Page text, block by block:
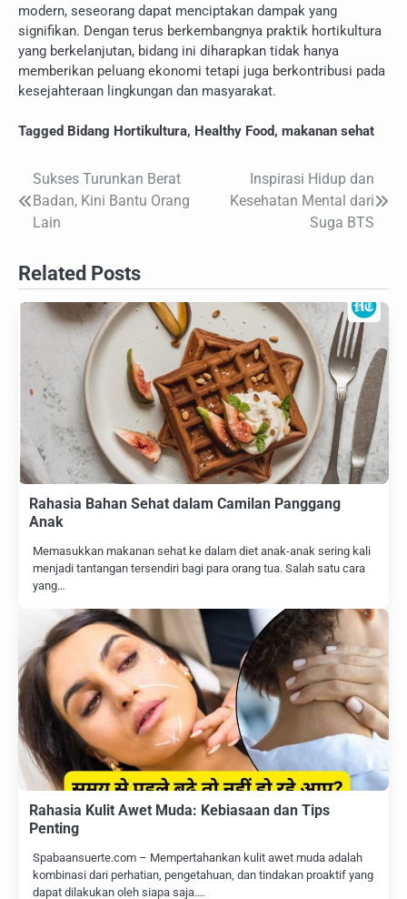
modern, seseorang dapat menciptakan dampak yang
signifikan. Dengan terus berkembangnya praktik hortikultura
yang berkelanjutan, bidang ini diharapkan tidak hanya
memberikan peluang ekonomi tetapi juga berkontribusi pada
kesejahteraan lingkungan dan masyarakat.
Tagged Bidang Hortikultura, Healthy Food, makanan sehat
Navigasi
pos
Sukses Turunkan Berat
Badan, Kini Bantu Orang
Lain
Inspirasi Hidup dan
Kesehatan Mental dari
Suga BTS
Related Posts
Rahasia Bahan Sehat dalam Camilan Panggang
Anak
Memasukkan makanan sehat ke dalam diet anak-anak sering kali
menjadi tantangan tersendiri bagi para orang tua. Salah satu cara
yang…
Rahasia Kulit Awet Muda: Kebiasaan dan Tips
Penting
Spabaansuerte.com – Mempertahankan kulit awet muda adalah
kombinasi dari perhatian, pengetahuan, dan tindakan proaktif yang
dapat dilakukan oleh siapa saja.…